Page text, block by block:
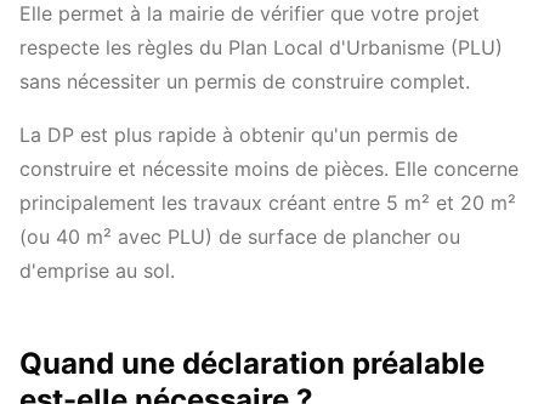
Elle permet à la mairie de vérifier que votre projet
respecte les règles du Plan Local d'Urbanisme (PLU)
sans nécessiter un permis de construire complet.
La DP est plus rapide à obtenir qu'un permis de
construire et nécessite moins de pièces. Elle concerne
principalement les travaux créant entre 5 m² et 20 m²
(ou 40 m² avec PLU) de surface de plancher ou
d'emprise au sol.
Quand une déclaration préalable